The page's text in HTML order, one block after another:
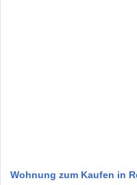
Wohnung zum Kaufen in